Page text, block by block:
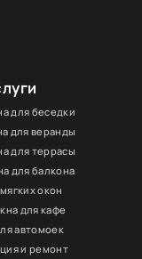
для беседки
для веранды
для террасы
для балкона
окон
для кафе
автомоек
и ремонт